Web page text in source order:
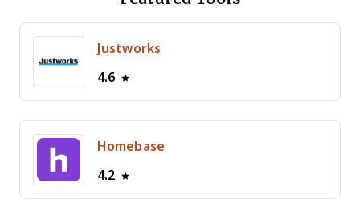
Justworks
4.6
Homebase
4.2